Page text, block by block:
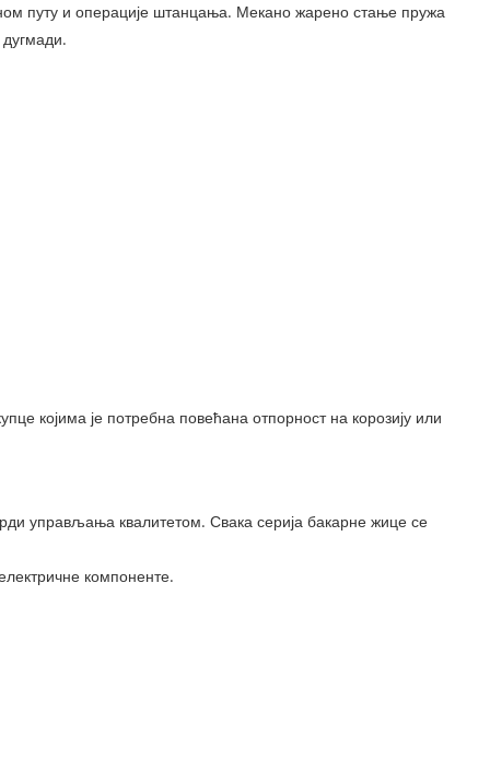
путу и операције штанцања. Мекано жарено стање пружа
којима је потребна повећана отпорност на корозију или
управљања квалитетом. Свака серија бакарне жице се
компоненте.